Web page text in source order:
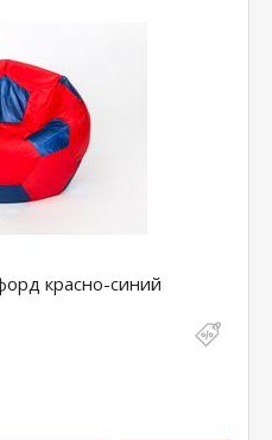
красно-синий